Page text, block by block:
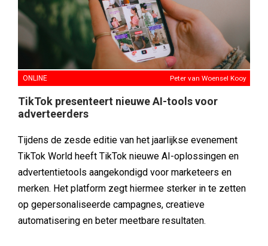
ONLINE Peter van Woensel Kooy
TikTok presenteert nieuwe AI-tools voor
adverteerders
Tijdens de zesde editie van het jaarlijkse evenement
TikTok World heeft TikTok nieuwe AI-oplossingen en
advertentietools aangekondigd voor marketeers en
merken. Het platform zegt hiermee sterker in te zetten
op gepersonaliseerde campagnes, creatieve
automatisering en beter meetbare resultaten.